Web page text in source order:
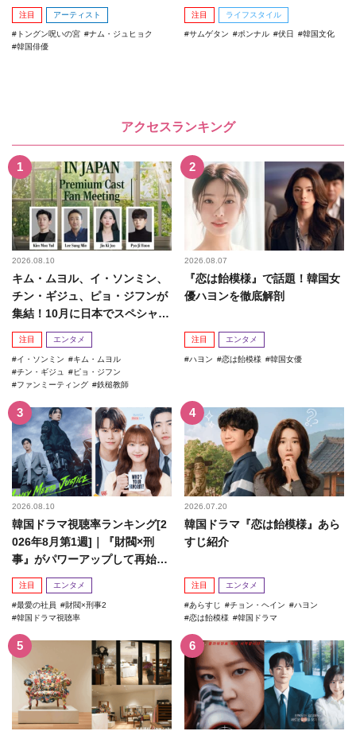
注目 アーティスト
トングン呪いの宮
ナム・ジュヒョク
韓国俳優
注目 ライフスタイル
サムゲタン ポンナル 伏日 韓国文化
アクセスランキング
2026.08.10
キム・ムヨル、イ・ソンミン、
チン・ギジュ、ピョ・ジフンが
集結！10月に日本でスペシャル
ファンミーティング開催決...
注目 エンタメ
イ・ソンミン
キム・ムヨル
チン・ギジュ
ピョ・ジフン
ファンミーティング
鉄槌教師
2026.08.07
『恋は飴模様』で話題！韓国女
優ハヨンを徹底解剖
注目 エンタメ
ハヨン 恋は飴模様 韓国女優
2026.08.10
韓国ドラマ視聴率ランキング[2
026年8月第1週]｜『財閥×刑
事』がパワーアップして再始
動！
注目 エンタメ
最愛の社員
財閥×刑事2
韓国ドラマ視聴率
2026.07.20
韓国ドラマ『恋は飴模様』あら
すじ紹介
注目 エンタメ
あらすじ チョン・ヘイン
ハヨン
恋は飴模様
韓国ドラマ